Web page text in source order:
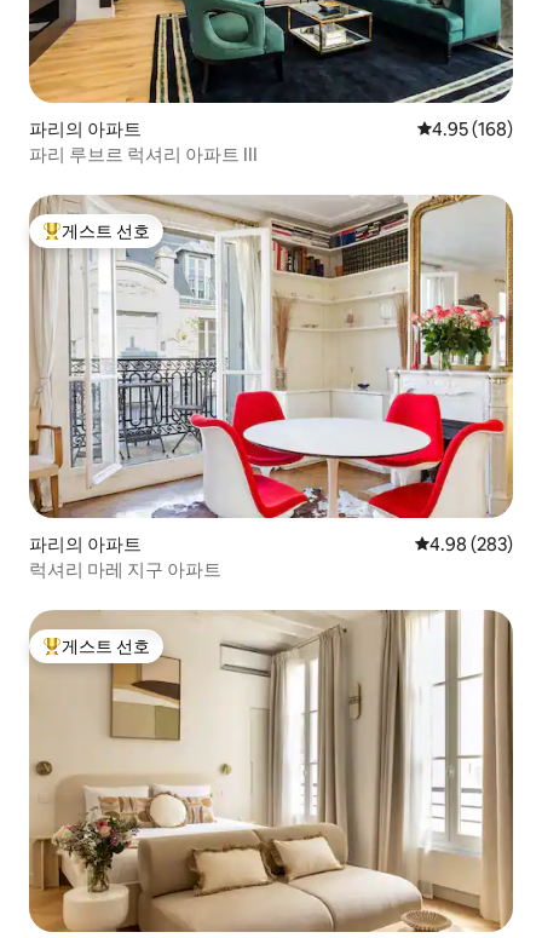
파리의 아파트 평점 4.95점(5
4.95 (168)
파리 루브르 럭셔리 아파트 III
상위 게스트 선호
게스트 선호
파리의 아파트 평점 4.98점(5
4.98 (283)
럭셔리 마레 지구 아파트
상위 게스트 선호
게스트 선호